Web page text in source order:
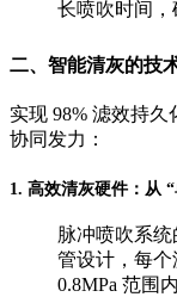
长喷吹时间，
二、智能清灰的技
实现 98% 滤效持
协同发力：
1. 高效清灰硬件：从
脉冲喷吹系
管设计，每个
0.8MPa 范围